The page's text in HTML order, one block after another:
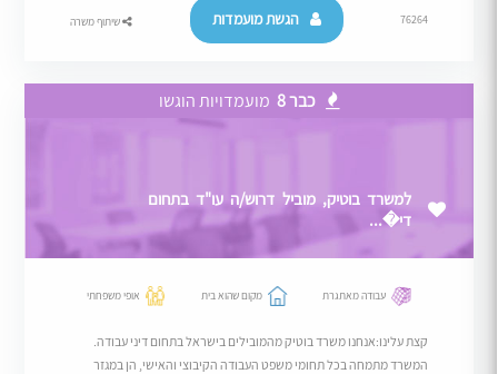
76264 הגשת מועמדות שיתוף משרה
כבר 8 מועמדויות הוגשו
למשרד בוטיק, מוביל דרוש/ה עו"ד בתחום
די�...
עבודה מאתגרת מקום שהוא בית אופי משפחתי
קצת עלינו:אנחנו משרד בוטיק מהמובילים בישראל בתחום דיני עבודה.
המשרד מתמחה בכל תחומי משפט העבודה הקיבוצי והאישי, הן במגזר